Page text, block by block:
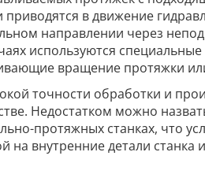
в движение
направлении через
используются
вращение протяжки
точности обработки и
Недостатком можно
протяжных станках, что
на внутренние детали станка